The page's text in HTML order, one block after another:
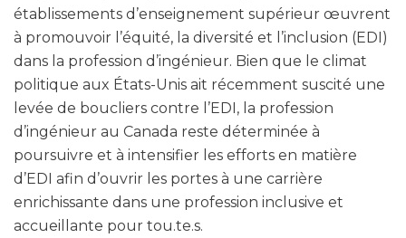
établissements d’enseignement supérieur œuvrent
à promouvoir l’équité, la diversité et l’inclusion (EDI)
dans la profession d’ingénieur. Bien que le climat
politique aux États-Unis ait récemment suscité une
levée de boucliers contre l’EDI, la profession
d’ingénieur au Canada reste déterminée à
poursuivre et à intensifier les efforts en matière
d’EDI afin d’ouvrir les portes à une carrière
enrichissante dans une profession inclusive et
accueillante pour tou.te.s.